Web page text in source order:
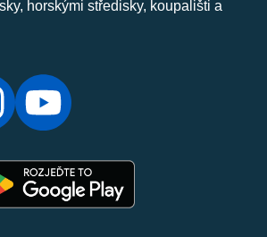
horskými středisky, koupališti a